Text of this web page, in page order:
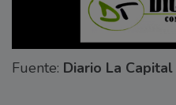
Fuente: Diario La Capital